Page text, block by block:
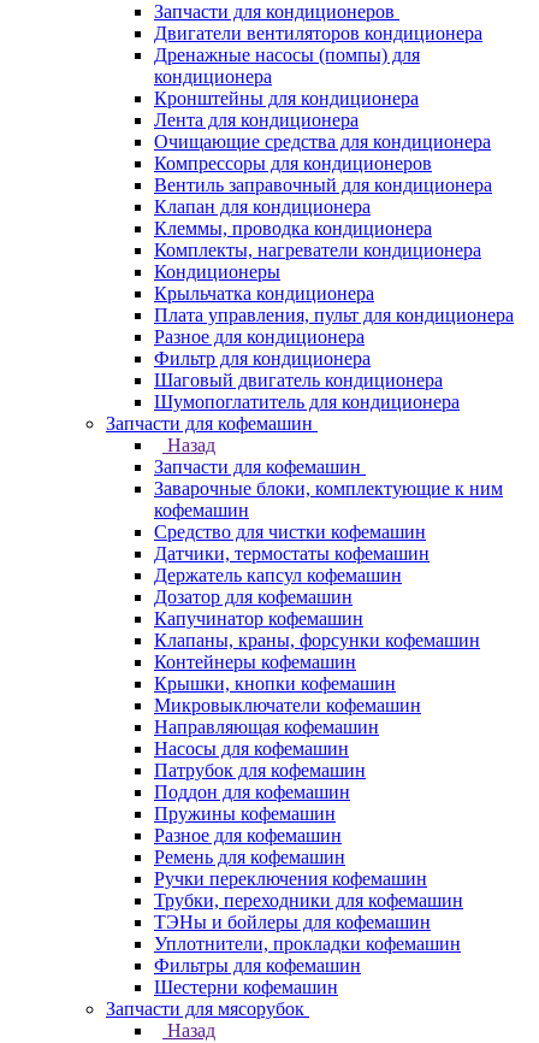
Запчасти для кондиционеров
Двигатели вентиляторов кондиционера
Дренажные насосы (помпы) для
кондиционера
Кронштейны для кондиционера
Лента для кондиционера
Очищающие средства для кондиционера
Компрессоры для кондиционеров
Вентиль заправочный для кондиционера
Клапан для кондиционера
Клеммы, проводка кондиционера
Комплекты, нагреватели кондиционера
Кондиционеры
Крыльчатка кондиционера
Плата управления, пульт для кондиционера
Разное для кондиционера
Фильтр для кондиционера
Шаговый двигатель кондиционера
Шумопоглатитель для кондиционера
Запчасти для кофемашин
Назад
Запчасти для кофемашин
Заварочные блоки, комплектующие к ним
кофемашин
Средство для чистки кофемашин
Датчики, термостаты кофемашин
Держатель капсул кофемашин
Дозатор для кофемашин
Капучинатор кофемашин
Клапаны, краны, форсунки кофемашин
Контейнеры кофемашин
Крышки, кнопки кофемашин
Микровыключатели кофемашин
Направляющая кофемашин
Насосы для кофемашин
Патрубок для кофемашин
Поддон для кофемашин
Пружины кофемашин
Разное для кофемашин
Ремень для кофемашин
Ручки переключения кофемашин
Трубки, переходники для кофемашин
ТЭНы и бойлеры для кофемашин
Уплотнители, прокладки кофемашин
Фильтры для кофемашин
Шестерни кофемашин
Запчасти для мясорубок
Назад